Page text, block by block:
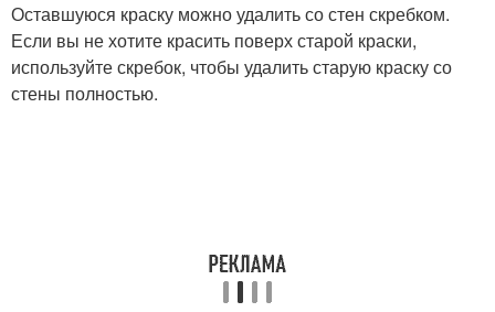
Оставшуюся краску можно удалить со стен скребком.
Если вы не хотите красить поверх старой краски,
используйте скребок, чтобы удалить старую краску со
стены полностью.